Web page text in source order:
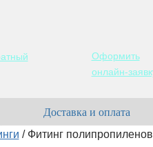
Оформить
онлайн-
Доставка и оплата
/ Фитинг